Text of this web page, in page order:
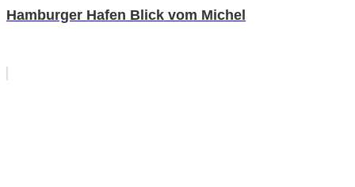
Hamburger Hafen Blick vom Michel